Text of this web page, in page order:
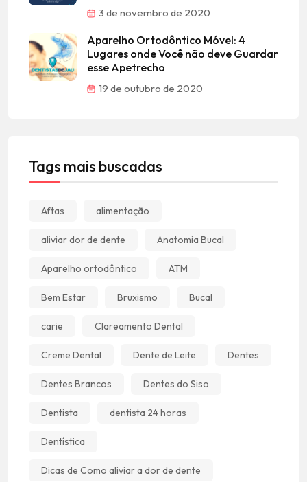
3 de novembro de 2020
Aparelho Ortodôntico Móvel: 4
Lugares onde Você não deve Guardar
esse Apetrecho
19 de outubro de 2020
Tags mais buscadas
Aftas alimentação
aliviar dor de dente Anatomia Bucal
Aparelho ortodôntico ATM
Bem Estar Bruxismo Bucal
carie Clareamento Dental
Creme Dental Dente de Leite Dentes
Dentes Brancos Dentes do Siso
Dentista dentista 24 horas
Dentística
Dicas de Como aliviar a dor de dente